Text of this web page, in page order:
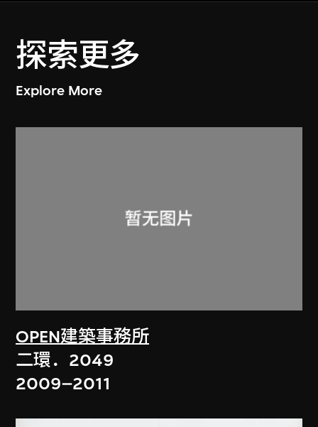
探索更多
Explore More
OPEN建築事務所
二環．2049
2009–2011